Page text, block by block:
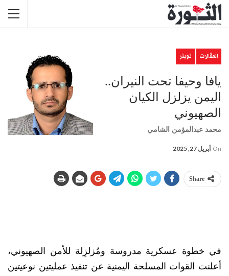
المقالات تويتر
يافا وحيفا تحت النيران..
اليمن يزلزل الكيان
الصهيوني
محمد عبدالمؤمن الشامي
On أبريل 27, 2025
Share
في خطوة عسكرية مدروسة ومُزلزِلة للأمن الصهيوني،
أعلنت القوات المسلحة اليمنية عن تنفيذ عمليتين نوعيتين